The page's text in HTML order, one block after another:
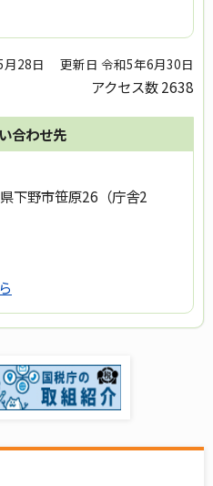
月28日 更新日 令和5年6月30日
アクセス数2638
合わせ先
下野市笹原26（庁舎2